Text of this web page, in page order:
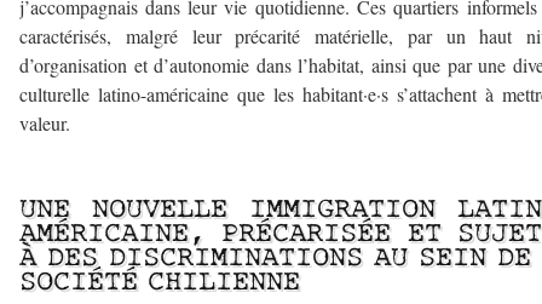
j’accompagnais dans leur vie quotidienne. Ces quartiers
caractérisés, malgré leur précarité matérielle, par un haut
d’organisation et d’autonomie dans l’habitat, ainsi que par une
culturelle latino-américaine que les habitant·e·s s’attachent à
valeur.
UNE NOUVELLE IMMIGRATION
AMÉRICAINE, PRÉCARISÉE ET
À DES DISCRIMINATIONS AU SEIN DE
SOCIÉTÉ CHILIENNE